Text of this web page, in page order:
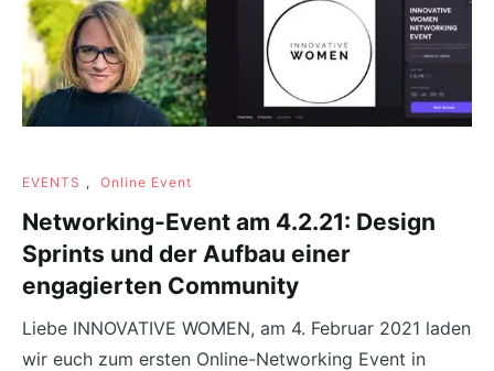
EVENTS , Online Event
Networking-Event am 4.2.21: Design
Sprints und der Aufbau einer
engagierten Community
Liebe INNOVATIVE WOMEN, am 4. Februar 2021 laden
wir euch zum ersten Online-Networking Event in